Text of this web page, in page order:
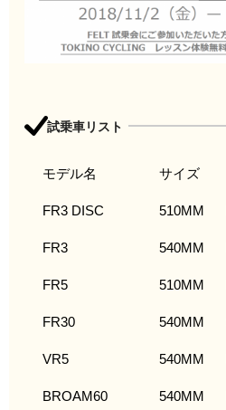
試乗車リスト
モデル名 サイズ
FR3 DISC 510MM
FR3 540MM
FR5 510MM
FR30 540MM
VR5 540MM
BROAM60 540MM